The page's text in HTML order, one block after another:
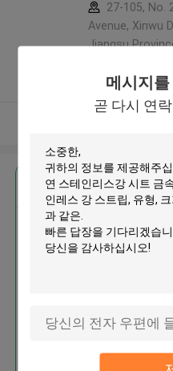
메시지
곧 다시 연
27-105, No.
Avenue, Xinwu
Jiangsu
확인된 공급
가장 저렴
1500
리스
계